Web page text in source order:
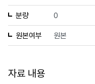
분량 0
원본여부 원본
자료 내용